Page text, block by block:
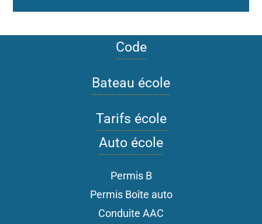
Code
Bateau école
Tarifs école
Auto école
Permis B
Permis Boîte auto
Conduite AAC